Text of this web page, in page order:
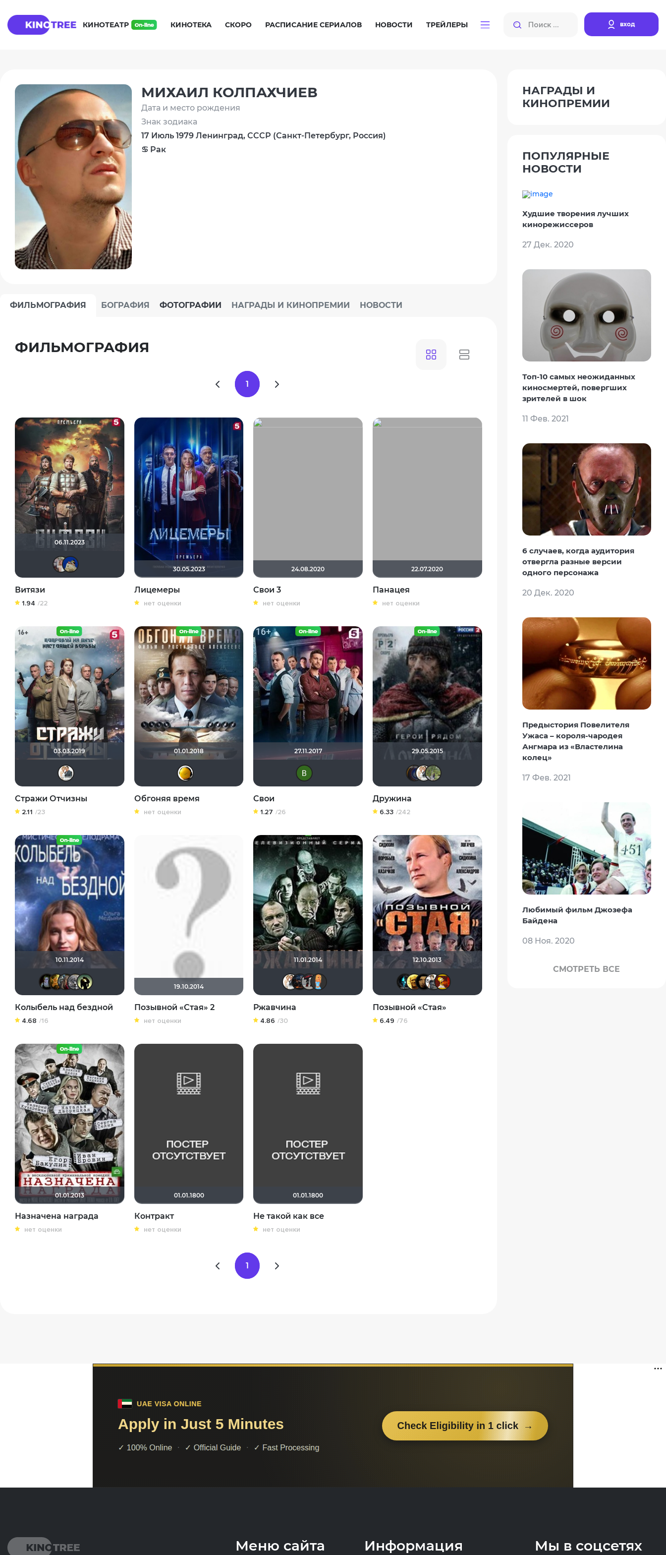
КИНОТЕАТР КИНОТЕКА СКОРО РАСПИСАНИЕ СЕРИАЛОВ НОВОСТИ ТРЕЙЛЕРЫ вход
МИХАИЛ КОЛПАХЧИЕВ
Дата и место рождения
Знак зодиака
17 Июль 1979 Ленинград, СССР (Санкт-Петербург, Россия)
♋ Рак
ФИЛЬМОГРАФИЯ БОГРАФИЯ ФОТОГРАФИИ НАГРАДЫ И КИНОПРЕМИИ НОВОСТИ
ФИЛЬМОГРАФИЯ
1
06.11.2023
kravchuk-k
didak2002
Витязи
1.94 /22
30.05.2023
Лицемеры
нет оценки
24.08.2020
Свои 3
нет оценки
22.07.2020
Панацея
нет оценки
03.03.2019
Стражи Отчизны
2.11 /23
01.01.2018
Обгоняя время
нет оценки
27.11.2017
Виктория Данилевская
Свои
1.27 /26
29.05.2015
Дружина
6.33 /242
10.11.2014
snegirevamary
Машенька1004
Anna2015
Zhannysichka
☻☻☻ mom ☻☻☻
Колыбель над бездной
4.68 /16
19.10.2014
Позывной «Стая» 2
нет оценки
11.01.2014
Сергей Лисицкий
artemenkogn
Ржавчина
4.86 /30
12.10.2013
Tematik
Позывной «Стая»
6.49 /76
01.01.2013
Назначена награда
нет оценки
01.01.1800
Контракт
нет оценки
01.01.1800
Не такой как все
нет оценки
1
НАГРАДЫ И
КИНОПРЕМИИ
ПОПУЛЯРНЫЕ
НОВОСТИ
Худшие творения лучших
кинорежиссеров
27 Дек. 2020
Топ-10 самых неожиданных
киносмертей, повергших
зрителей в шок
11 Фев. 2021
6 случаев, когда аудитория
отвергла разные версии
одного персонажа
20 Дек. 2020
Предыстория Повелителя
Ужаса – короля-чародея
Ангмара из «Властелина
колец»
17 Фев. 2021
Любимый фильм Джозефа
Байдена
08 Ноя. 2020
СМОТРЕТЬ ВСЕ
Меню сайта Информация Мы в соцсетях